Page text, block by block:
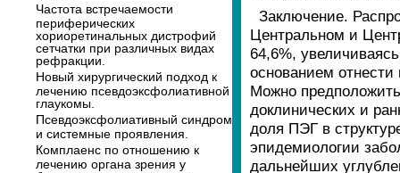
Частота встречаемости
периферических
хориоретинальных дистрофий
сетчатки при различных видах
рефракции.
Новый хирургический подход к
лечению псевдоэксфолиативной
глаукомы.
Псевдоэксфолиативный синдром
и системные проявления.
Комплаенс по отношению к
лечению органа зрения у
Заключение.
Центральном и
64,6%,
основанием
Можно
доклинических и
доля ПЭГ в
эпидемиологии
дальнейших